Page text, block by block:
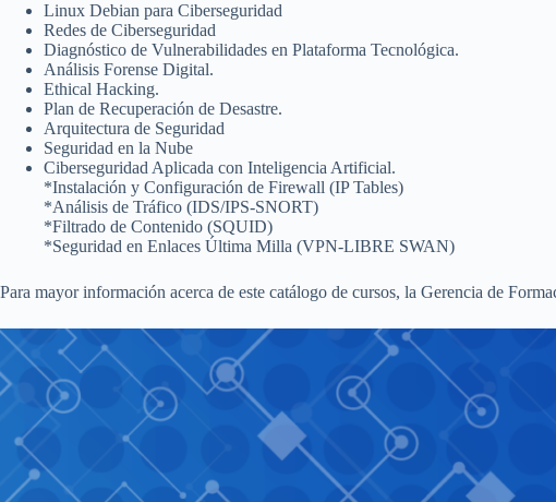
Linux Debian para Ciberseguridad
Redes de Ciberseguridad
Diagnóstico de Vulnerabilidades en Plataforma Tecnológica.
Análisis Forense Digital.
Ethical Hacking.
Plan de Recuperación de Desastre.
Arquitectura de Seguridad
Seguridad en la Nube
Ciberseguridad Aplicada con Inteligencia Artificial.
*Instalación y Configuración de Firewall (IP Tables)
*Análisis de Tráfico (IDS/IPS-SNORT)
*Filtrado de Contenido (SQUID)
*Seguridad en Enlaces Última Milla (VPN-LIBRE SWAN)
Para mayor información acerca de este catálogo de cursos, la Gerencia de